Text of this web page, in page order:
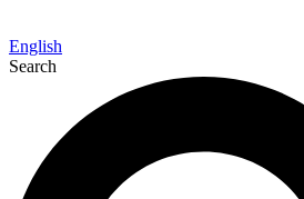
English
Search